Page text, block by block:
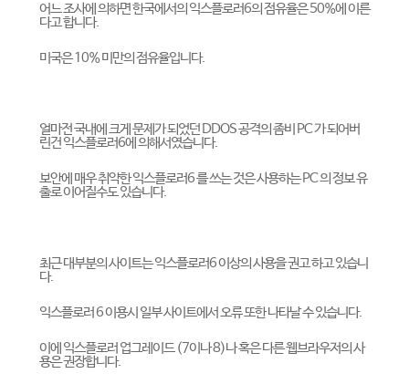
어느 조사에 의하면 한국에서의 익스플로러6의 점유율은 50%에 이른
다고 합니다.
미국은 10% 미만의 점유율입니다.
얼마전 국내에 크게 문제가 되었던 DDOS 공격의 좀비 PC 가 되어버
린건 익스플로러6에 의해서였습니다.
보안에 매우 취약한 익스플로러6 를 쓰는 것은 사용하는 PC 의 정보 유
출로 이어질수도 있습니다.
최근 대부분의 사이트는 익스플로러6 이상의 사용을 권고 하고 있습니
다.
익스플로러 6 이용시 일부 사이트에서 오류 또한 나타날 수 있습니다.
이에 익스플로러 업그레이드 (7이나 8)나 혹은 다른 웹브라우저의 사
용은 권장합니다.